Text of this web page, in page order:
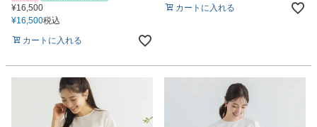
¥16,500
¥16,500税込
カートに入れる
カートに入れる